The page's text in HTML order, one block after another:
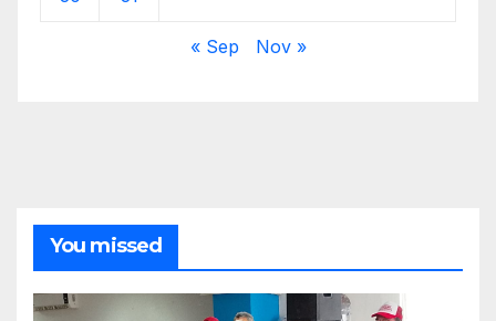
« Sep Nov »
You missed